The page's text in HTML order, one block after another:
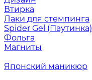
Втирка
Лаки для стемпинга
Spider Gel (Паутинка)
Фольга
Магниты
Японский маникюр